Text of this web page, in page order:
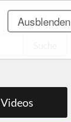
Ausblenden
Videos